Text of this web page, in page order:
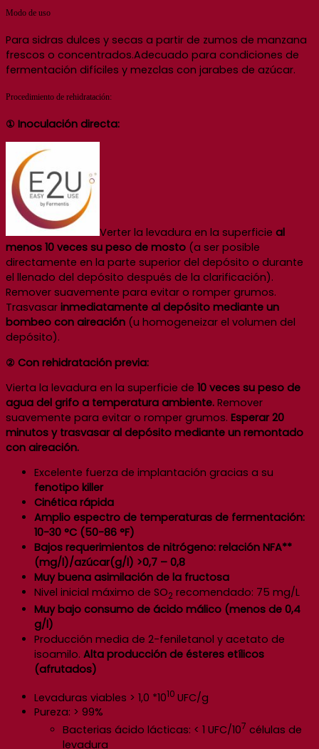
Modo de uso
Para sidras dulces y secas a partir de zumos de manzana
frescos o concentrados.Adecuado para condiciones de
fermentación difíciles y mezclas con jarabes de azúcar.
Procedimiento de rehidratación:
① Inoculación directa:
Verter la levadura en la superficie al
menos 10 veces su peso de mosto (a ser posible
directamente en la parte superior del depósito o durante
el llenado del depósito después de la clarificación).
Remover suavemente para evitar o romper grumos.
Trasvasar inmediatamente al depósito mediante un
bombeo con aireación (u homogeneizar el volumen del
depósito).
② Con rehidratación previa:
Vierta la levadura en la superficie de 10 veces su peso de
agua del grifo a temperatura ambiente. Remover
suavemente para evitar o romper grumos. Esperar 20
minutos y trasvasar al depósito mediante un remontado
con aireación.
Excelente fuerza de implantación gracias a su
fenotipo killer
Cinética rápida
Amplio espectro de temperaturas de fermentación:
10-30 °C (50-86 °F)
Bajos requerimientos de nitrógeno: relación NFA**
(mg/l)/azúcar(g/l) >0,7 – 0,8
Muy buena asimilación de la fructosa
Nivel inicial máximo de SO2 recomendado: 75 mg/L
Muy bajo consumo de ácido málico (menos de 0,4
g/l)
Producción media de 2-feniletanol y acetato de
isoamilo. Alta producción de ésteres etílicos
(afrutados)
Levaduras viables > 1,0 *1010 UFC/g
Pureza: > 99%
Bacterias ácido lácticas: < 1 UFC/107 células de
levadura